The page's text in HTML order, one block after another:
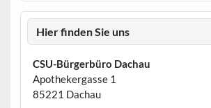
Hier finden Sie uns
CSU-Bürgerbüro Dachau
Apothekergasse 1
85221 Dachau